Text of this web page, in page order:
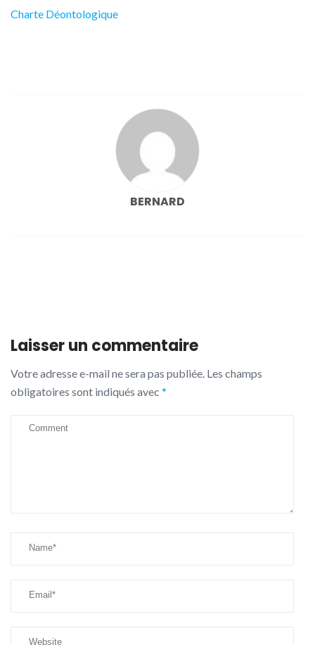
Navigation
Charte Déontologique
BERNARD
Laisser un commentaire
Votre adresse e-mail ne sera pas publiée. Les champs
obligatoires sont indiqués avec *